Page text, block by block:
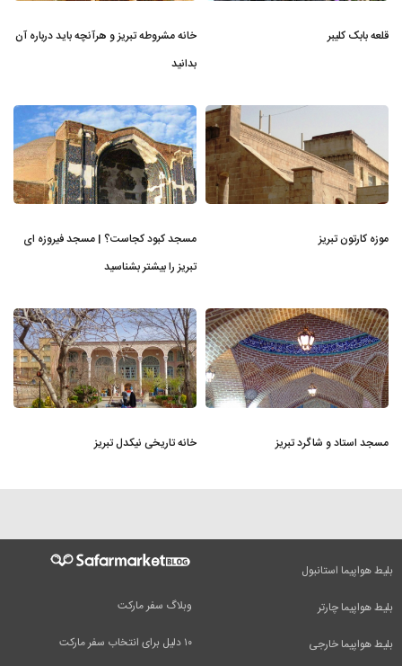
قلعه بابک کلیبر
خانه مشروطه تبریز و هرآنچه باید درباره آن
بدانید
موزه کارتون تبریز
مسجد کبود کجاست؟ | مسجد فیروزه ای
تبریز را بیشتر بشناسید
مسجد استاد و شاگرد تبریز خانه تاریخی نیکدل تبریز
وبلاگ سفر مارکت
۱۰ دلیل برای انتخاب سفر مارکت
بلیط هواپیما استانبول
بلیط هواپیما چارتر
بلیط هواپیما خارجی